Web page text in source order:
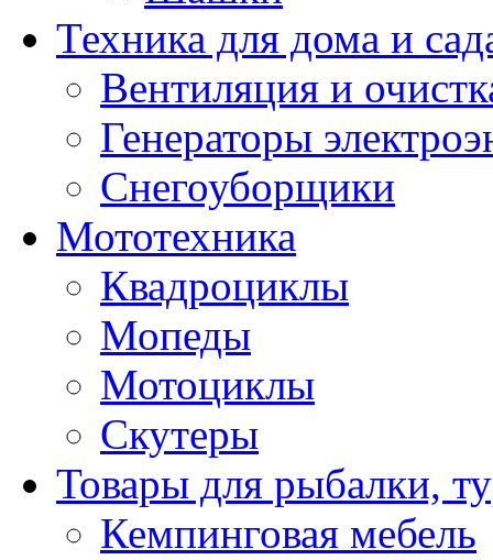
Техника для дома и
Вентиляция и
Генераторы
Снегоуборщики
Мототехника
Квадроциклы
Мопеды
Мотоциклы
Скутеры
Товары для рыбалки,
Кемпинговая мебель